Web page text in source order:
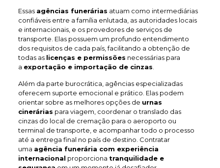
Essas agências funerárias atuam como intermediárias
confiáveis entre a família enlutada, as autoridades locais
e internacionais, e os provedores de serviços de
transporte. Elas possuem um profundo entendimento
dos requisitos de cada país, facilitando a obtenção de
todas as licenças e permissões necessárias para
a exportação e importação de cinzas
Além da parte burocrática, agências especializadas
oferecem suporte emocional e prático. Elas podem
orientar sobre as melhores opções de urnas
cinerárias para viagem, coordenar o translado das
cinzas do local de cremação para o aeroporto ou
terminal de transporte, e acompanhar todo o processo
até a entrega final no país de destino. Contratar
uma agência funerária com experiência
internacional proporciona tranquilidade e